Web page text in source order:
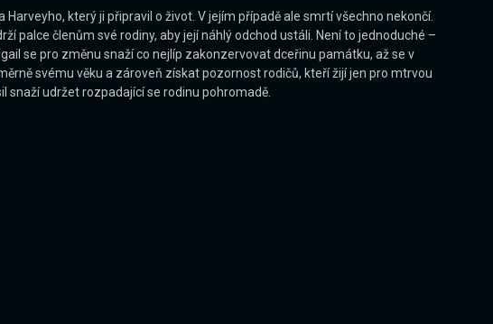
který ji připravil o život. V jejím případě ale smrtí všechno nekončí.
palce členům své rodiny, aby její náhlý odchod ustáli. Není to jednoduché –
se pro změnu snaží co nejlíp zakonzervovat dceřinu památku, až se v
svému věku a zároveň získat pozornost rodičů, kteří žijí jen pro mtrvou
snaží udržet rozpadající se rodinu pohromadě.